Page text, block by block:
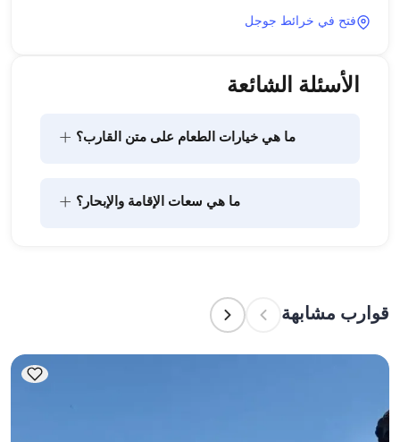
فتح في خرائط جوجل
الأسئلة الشائعة
ما هي خيارات الطعام على متن القارب؟ +
ما هي سعات الإقامة والإبحار؟ +
للإيجارات اليومية، فتنطبق سعة الإبحار.
قوارب مشابهة